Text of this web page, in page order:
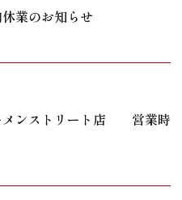
業のお知らせ
メンストリート店 営業時